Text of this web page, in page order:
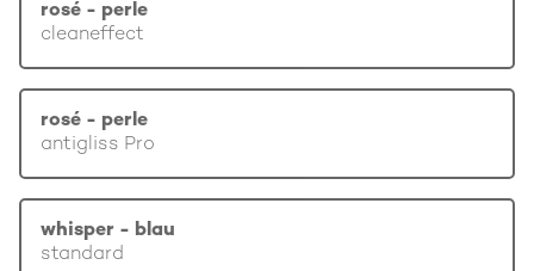
rosé - perle
cleaneffect
rosé - perle
antigliss Pro
whisper - blau
standard